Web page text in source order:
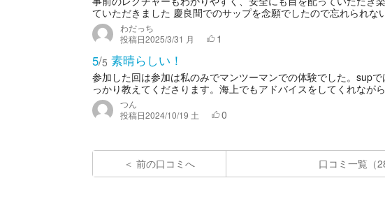
ていただきました 慶良間でのサップを念願でしたので忘れられな
わだっち
投稿日2025/3/31 月 1
5/5 素晴らしい！
参加した回は参加は私のみでマンツーマンでの体験でした。sup
っかり教えてくださります。海上でもアドバイスをしてくれなが
つん
投稿日2024/10/19 土 0
前の口コミへ 口コミ一覧（